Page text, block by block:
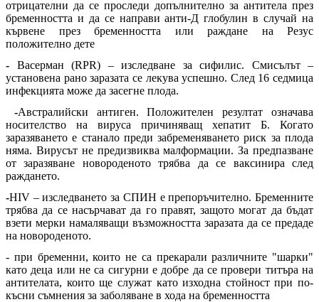
отрицателни да се проследи допълнително за антитела през
бременността и да се направи анти-Д глобулин в случай на
кървене през бременността или раждане на Резус
положително дете
- Васерман (RPR) – изследване за сифилис. Смисълът –
установена рано заразата се лекува успешно. След 16 седмица
инфекцията може да засегне плода.
-Австралийски антиген. Положителен резултат означава
носителство на вируса причиняващ хепатит Б. Когато
заразяването е станало преди забременяването риск за плода
няма. Вирусът не предизвиква малформации. За предпазване
от заразяване новороденото трябва да се ваксинира след
раждането.
-HIV – изследването за СПИН е препоръчително. Бременните
трябва да се насърчават да го правят, защото могат да бъдат
взети мерки намаляващи възможността заразата да се предаде
на новороденото.
- при бременни, които не са прекарали различните "шарки"
като деца или не са сигурни е добре да се провери титъра на
антителата, които ще служат като изходна стойност при по-
късни съмнения за заболяване в хода на бременността